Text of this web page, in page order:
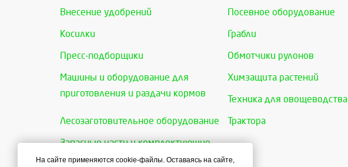
Внесение удобрений Посевное оборудование
Косилки Грабли
Пресс-подборщики Обмотчики рулонов
Машины и оборудование для
приготовления и раздачи кормов
Химзащита растений
Техника для овощеводства
Лесозаготовительное оборудование Трактора
Запасные части и комплектующие
На сайте применяются cookie-файлы. Оставаясь на сайте,